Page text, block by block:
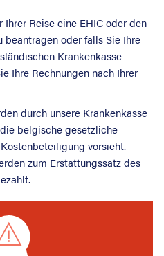
Ihrer Reise eine EHIC oder den
beantragen oder falls Sie Ihre
Krankenkasse
Ihre Rechnungen nach Ihrer
durch unsere Krankenkasse
belgische gesetzliche
vorsieht.
zum Erstattungssatz des